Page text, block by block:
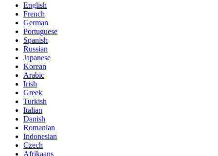
English
French
German
Portuguese
Spanish
Russian
Japanese
Korean
Arabic
Irish
Greek
Turkish
Italian
Danish
Romanian
Indonesian
Czech
Afrikaans